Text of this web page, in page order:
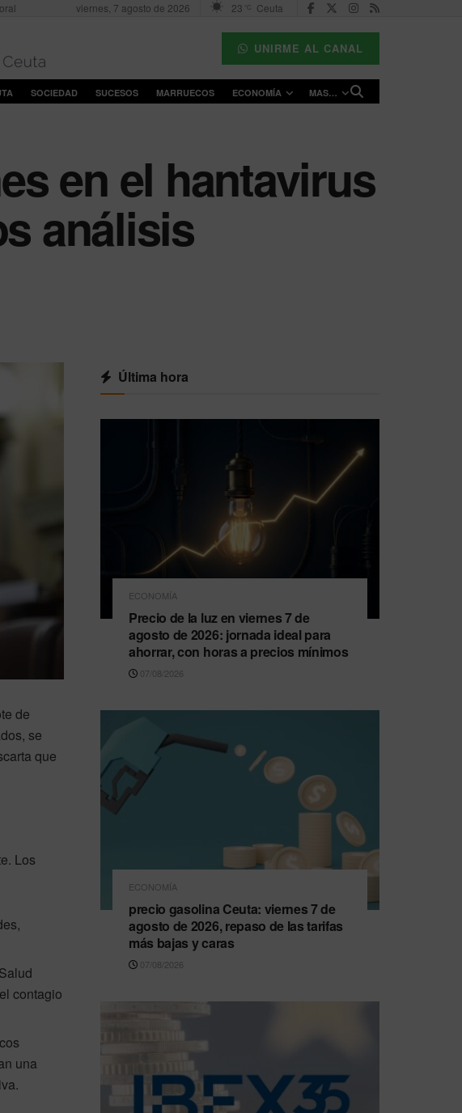
viernes, 7 agosto de 2026 23 °C Ceuta
UNIRME AL CANAL
SOCIEDAD SUCESOS MARRUECOS ECONOMÍA MAS…
en el hantavirus
análisis
de
se
que
Los
contagio
una
Última hora
ECONOMÍA
Precio de la luz en viernes 7 de
agosto de 2026: jornada ideal para
ahorrar, con horas a precios mínimos
07/08/2026
ECONOMÍA
precio gasolina Ceuta: viernes 7 de
agosto de 2026, repaso de las tarifas
más bajas y caras
07/08/2026